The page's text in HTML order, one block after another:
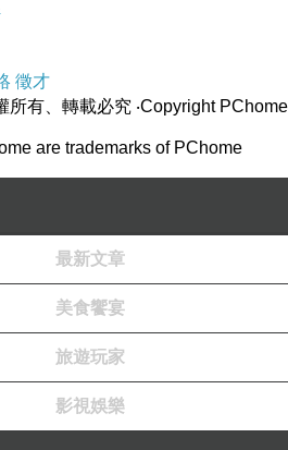
優缺點比較
指(銀/1號)評鑑,agnes b.- 星星水
徵才
所有、轉載必究 ‧Copyright PChome
are trademarks of PChome
最新文章
美食饗宴
旅遊玩家
影視娛樂